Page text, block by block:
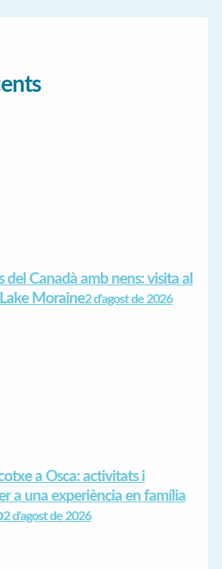
del Canadà amb nens: visita al
Moraine2 d'agost de 2026
a Osca: activitats i
a una experiència en família
2 d'agost de 2026